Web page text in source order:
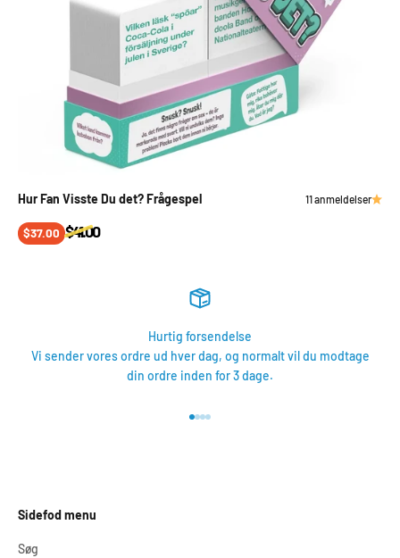
Hur Fan Visste Du det? Frågespel 11 anmeldelser
Salgspris
$37.00 Normalpris
$41.00
Hurtig forsendelse
Vi sender vores ordre ud hver dag, og normalt vil du modtage
din ordre inden for 3 dage.
Sidefod menu
Søg